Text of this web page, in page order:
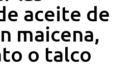
aceite de
maicena,
o talco